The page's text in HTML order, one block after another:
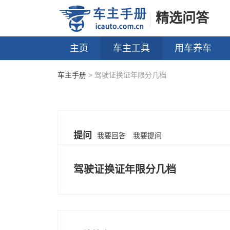
精选问答
主页 车主工具 用车养车
车主手册 > 驾驶证换证年限分几档
提问 我要回答 我要提问
驾驶证换证年限分几档